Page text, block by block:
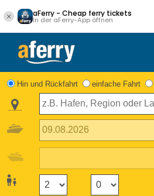
aFerry - Cheap ferry tickets
In der aFerry-App öffnen
Hin und Rückfahrt einfache Fahrt